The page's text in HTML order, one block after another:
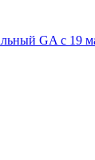
GA с 19